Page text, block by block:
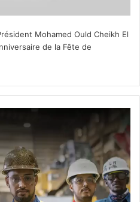
Mohamed Ould Cheikh El
de la Fête de